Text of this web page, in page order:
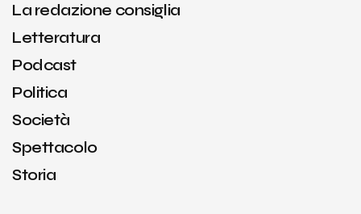
La redazione consiglia
Letteratura
Podcast
Politica
Società
Spettacolo
Storia